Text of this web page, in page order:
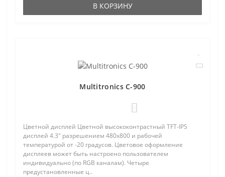
В КОРЗИНУ
Multitronics C-900
Цветной дисплей Цветной высококонтрастный TFT-IPS
дисплей 4.3" разрешением 480х800 и рабочей
температурой от -20 градусов. Цветовое оформление
дисплеев может быть настроено пользователем
индивидуально (по RGB каналам). Четыре
предустановленные ц..